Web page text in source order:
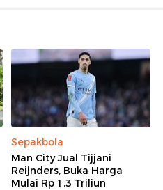
Sepakbola
Man City Jual Tijjani
Reijnders, Buka Harga
Mulai Rp 1,3 Triliun